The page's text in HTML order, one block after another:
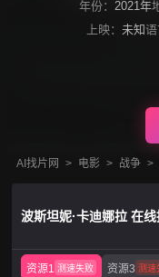
年份： 2021年
上映： 未知语
AI找片网 > 电影 > 战争 >
波斯坦妮·卡迪娜拉 在
资源1 测速失败 资源3 测速